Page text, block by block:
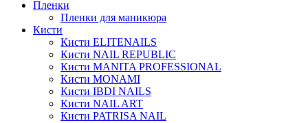
Пленки
Пленки для маникюра
Кисти
Кисти ELITENAILS
Кисти NAIL REPUBLIC
Кисти MANITA PROFESSIONAL
Кисти MONAMI
Кисти IBDI NAILS
Кисти NAIL ART
Кисти PATRISA NAIL